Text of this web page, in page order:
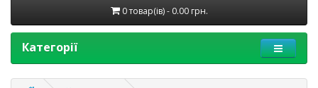
0 товар(ів) - 0.00 грн.
Категорії